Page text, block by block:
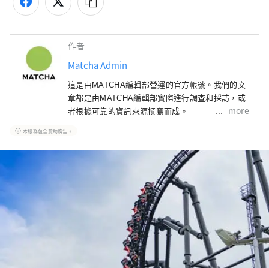
作者
Matcha Admin
這是由MATCHA編輯部營運的官方帳號。我們的文
章都是由MATCHA編輯部實際進行調查和採訪，或
者根據可靠的資訊來源撰寫而成。
more
本服務包含贊助廣告。